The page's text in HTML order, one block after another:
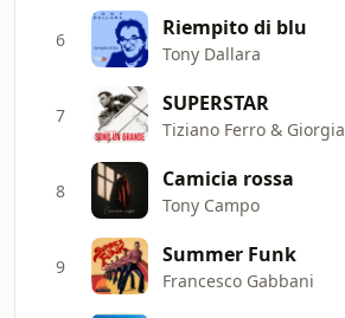
6 Riempito di blu
Tony Dallara
7 SUPERSTAR
Tiziano Ferro & Giorgia
8 Camicia rossa
Tony Campo
9 Summer Funk
Francesco Gabbani